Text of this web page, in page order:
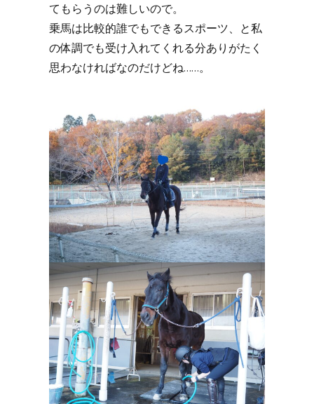
てもらうのは難しいので。
乗馬は比較的誰でもできるスポーツ、と私
の体調でも受け入れてくれる分ありがたく
思わなければなのだけどね……。